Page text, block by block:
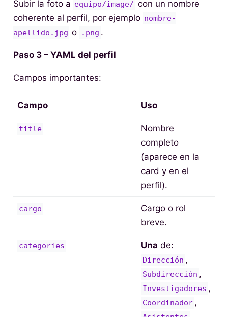
Subir la foto a equipo/image/ con un nombre
coherente al perfil, por ejemplo nombre-
apellido.jpg o .png .
Paso 3 – YAML del perfil
Campos importantes:
Campo Uso
title
Nombre
completo
(aparece en la
card y en el
perfil).
cargo
Cargo o rol
breve.
categories Una de:
Dirección ,
Subdirección ,
Investigadores ,
Coordinador ,